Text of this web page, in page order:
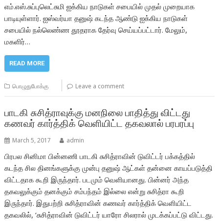
எம்.எஸ்.சுப்புலெட்சுமி ஐக்கிய நாடுகள் சபையில் முதல் முறையாக
பாடியுள்ளார். ஐஸ்வர்யா தனுஷ் கடந்த ஆண்டு ஐக்கிய நாடுகள்
சபையில் நல்லெண்ண தூதராக தேர்வு செய்யப்பட்டார். மேலும்,
மகளிர்…
READ MORE
பொழுதுபோக்கு Leave a comment
பாடகி சுசித்ராவுக்கு மனநிலை பாதித்து விட்டது
கணவர் கார்த்திக் வெளியிட்ட தகவலால் பரபரப்பு
March 5, 2017 admin
பிரபல சினிமா பின்னணி பாடகி சுசித்ராவின் டுவிட்டர் பக்கத்தில்
கடந்த சில தினங்களுக்கு முன்பு தனுஷ் ஆட்கள் தன்னை காயப்படுத்தி
விட்டதாக கூறி இருந்தார். படமும் வெளியானது. பின்னர் அந்த
தகவலுக்கும் தனக்கும் சம்பந்தம் இல்லை என்று சுசித்ரா கூறி
இருந்தார். இதுபற்றி சுசித்ராவின் கணவர் கார்த்திக் வெளியிட்ட
தகவலில், ‘சுசித்ராவின் டுவிட்டர் யாரோ சிலரால் முடக்கப்பட்டு விட்டது.